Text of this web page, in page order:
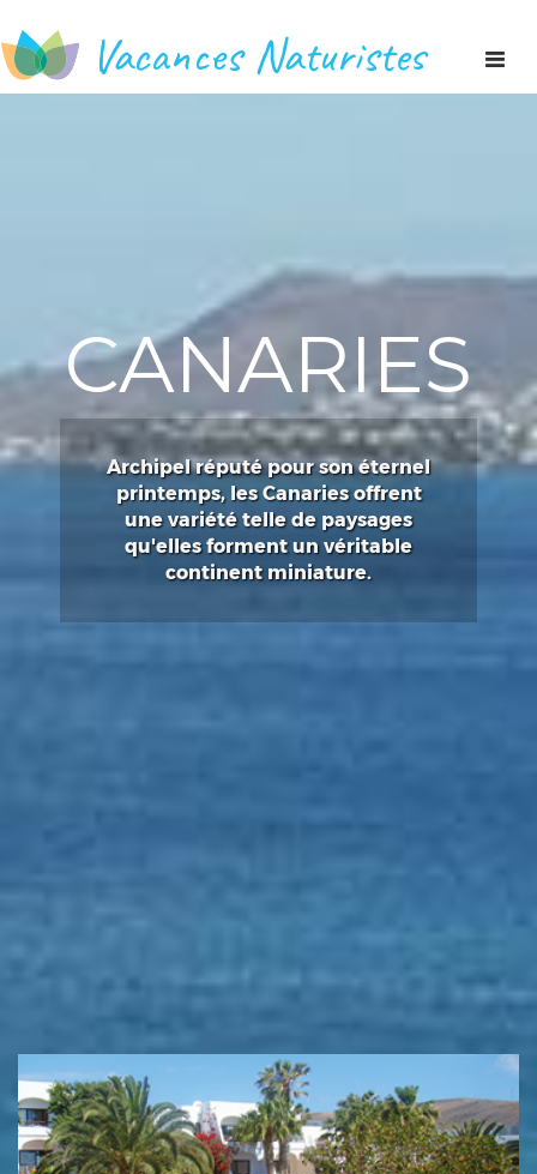
Vacances Naturistes
CANARIES
Archipel réputé pour son éternel
printemps, les Canaries offrent
une variété telle de paysages
qu'elles forment un véritable
continent miniature.